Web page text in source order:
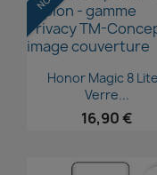
Aperçu
Honor Magic 8
Verre...
16,90 €